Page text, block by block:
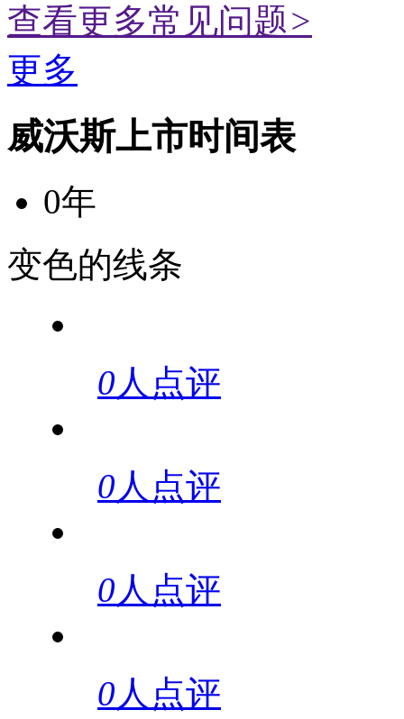
查看更多常见问题>
更多
威沃斯上市时间表
0年
变色的线条
0人点评
0人点评
0人点评
0人点评